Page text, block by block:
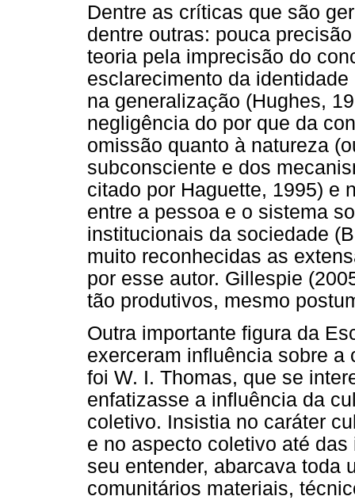
Dentre as críticas que são
dentre outras: pouca
teoria pela imprecisão do
esclarecimento da
na generalização (Hughes,
negligência do por que da
omissão quanto à natureza
subconsciente e dos
citado por Haguette, 1995) e
entre a pessoa e o sistema
institucionais da sociedade
muito reconhecidas as
por esse autor. Gillespie
tão produtivos, mesmo
Outra importante figura da
exerceram influência sobre
foi W. I. Thomas, que se
enfatizasse a influência da
coletivo. Insistia no caráter
e no aspecto coletivo até
seu entender, abarcava toda
comunitários materiais,